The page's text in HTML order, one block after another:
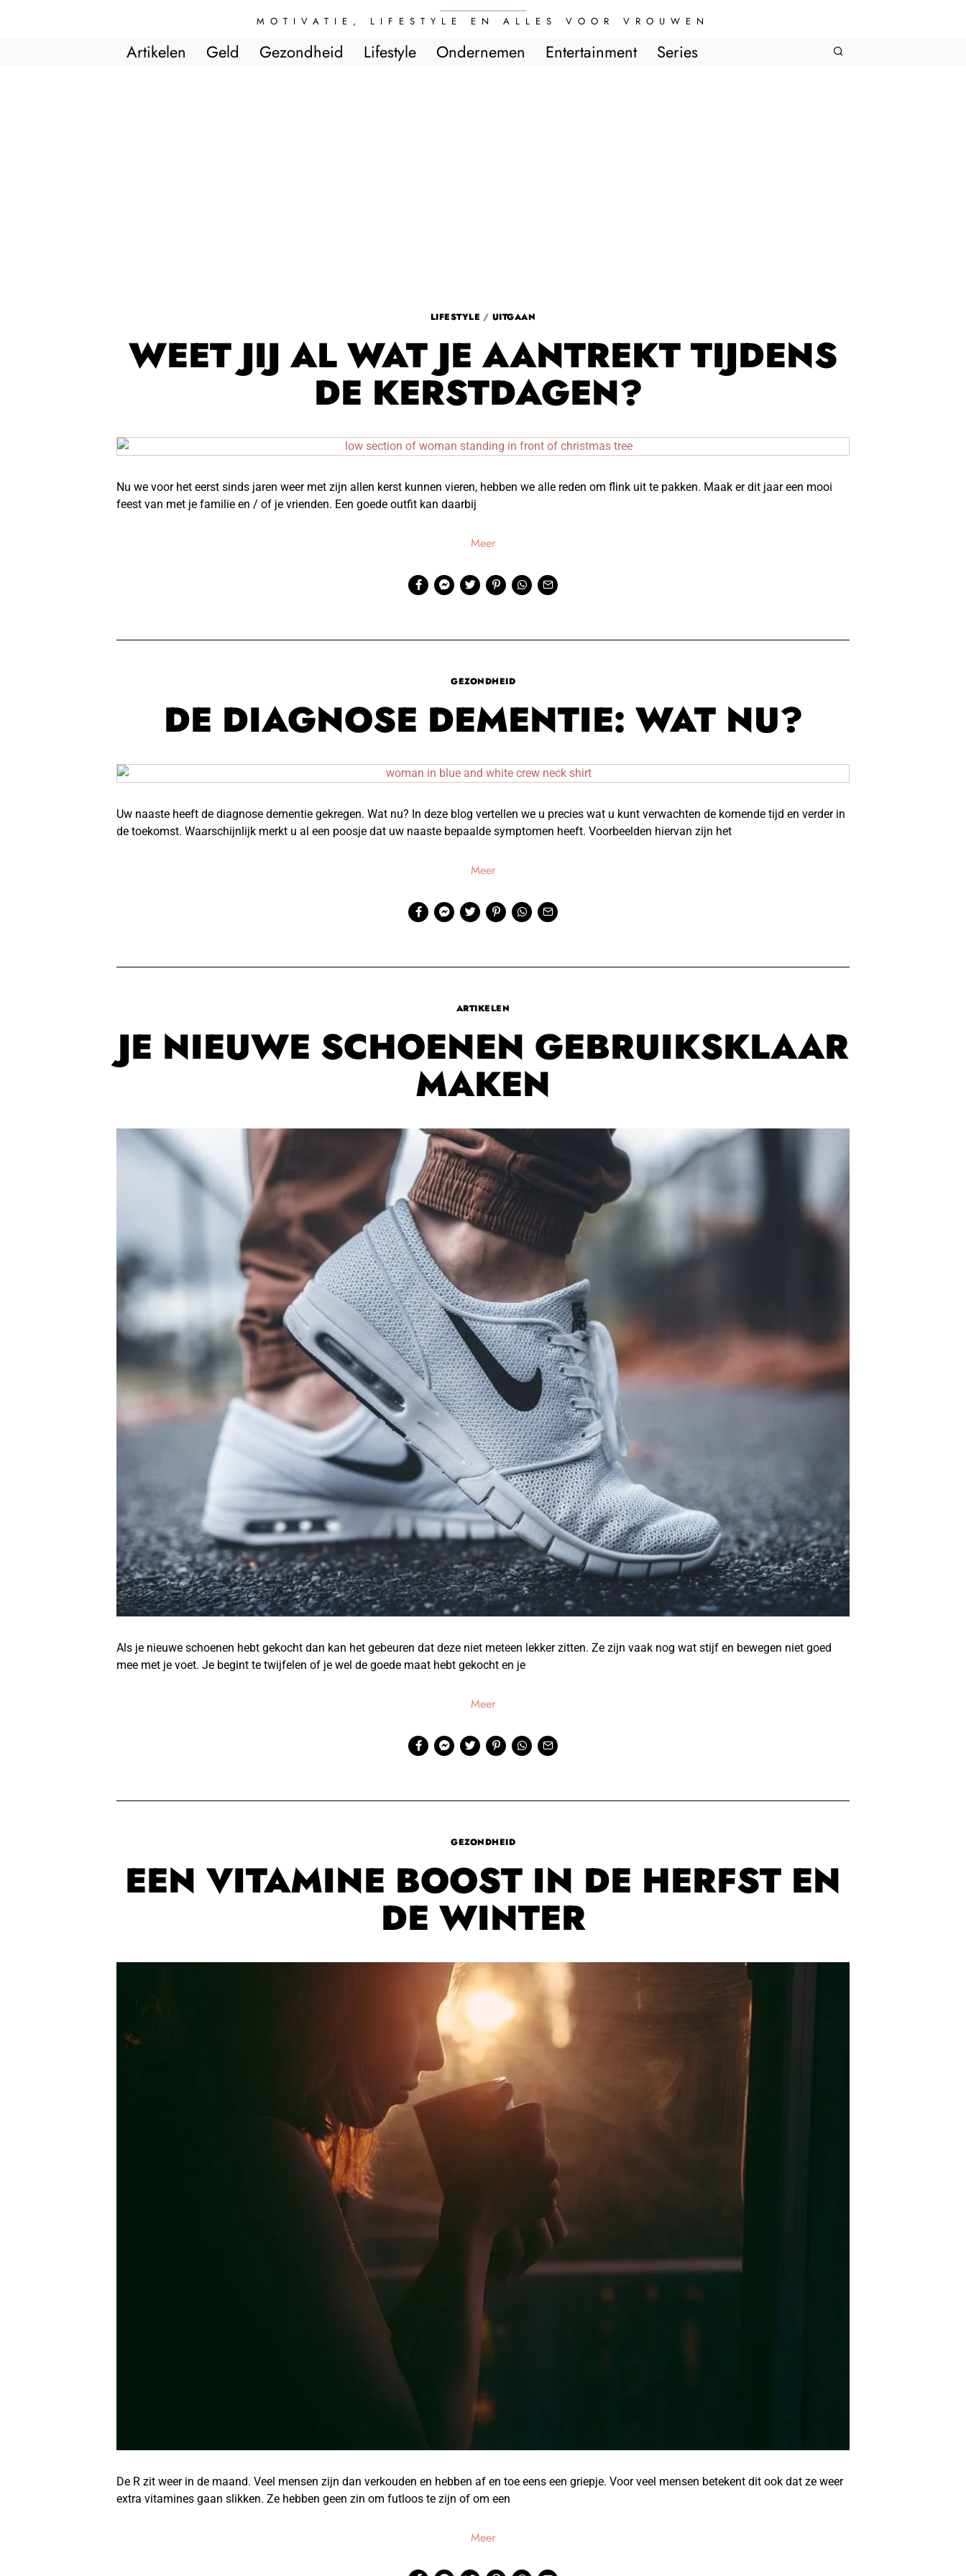
MOTIVATIE, LIFESTYLE EN ALLES VOOR VROUWEN
Artikelen Geld Gezondheid Lifestyle Ondernemen Entertainment Series
LIFESTYLE / UITGAAN
WEET JIJ AL WAT JE AANTREKT TIJDENS
DE KERSTDAGEN?
Nu we voor het eerst sinds jaren weer met zijn allen kerst kunnen vieren, hebben we alle reden om flink uit te pakken. Maak er dit jaar een mooi
feest van met je familie en / of je vrienden. Een goede outfit kan daarbij
Meer
GEZONDHEID
DE DIAGNOSE DEMENTIE: WAT NU?
Uw naaste heeft de diagnose dementie gekregen. Wat nu? In deze blog vertellen we u precies wat u kunt verwachten de komende tijd en verder in
de toekomst. Waarschijnlijk merkt u al een poosje dat uw naaste bepaalde symptomen heeft. Voorbeelden hiervan zijn het
Meer
ARTIKELEN
JE NIEUWE SCHOENEN GEBRUIKSKLAAR
MAKEN
Als je nieuwe schoenen hebt gekocht dan kan het gebeuren dat deze niet meteen lekker zitten. Ze zijn vaak nog wat stijf en bewegen niet goed
mee met je voet. Je begint te twijfelen of je wel de goede maat hebt gekocht en je
Meer
GEZONDHEID
EEN VITAMINE BOOST IN DE HERFST EN
DE WINTER
De R zit weer in de maand. Veel mensen zijn dan verkouden en hebben af en toe eens een griepje. Voor veel mensen betekent dit ook dat ze weer
extra vitamines gaan slikken. Ze hebben geen zin om futloos te zijn of om een
Meer